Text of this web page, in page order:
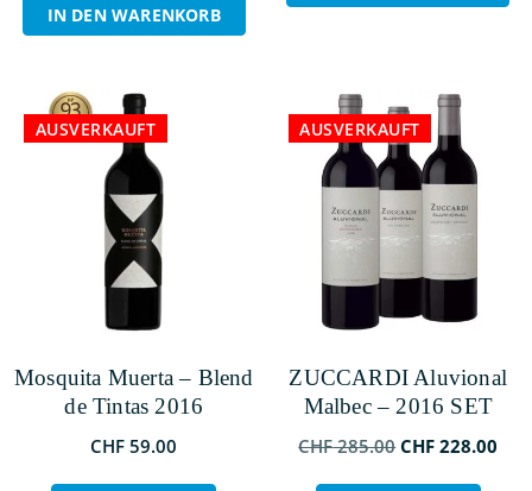
IN DEN WARENKORB
AUSVERKAUFT
Mosquita Muerta – Blend
de Tintas 2016
CHF 59.00
SALE
AUSVERKAUFT
ZUCCARDI Aluvional
Malbec – 2016 SET
CHF285.00 CHF 228.00